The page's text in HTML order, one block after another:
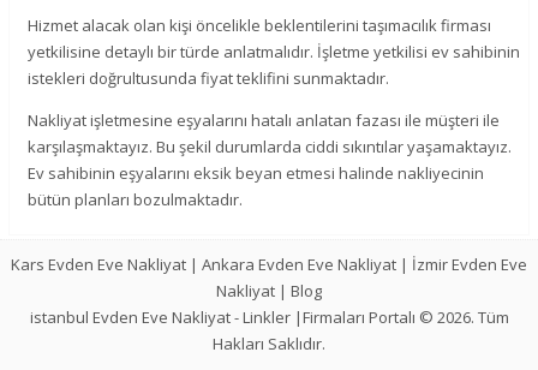
Hizmet alacak olan kişi öncelikle beklentilerini taşımacılık firması
yetkilisine detaylı bir türde anlatmalıdır. İşletme yetkilisi ev sahibinin
istekleri doğrultusunda fiyat teklifini sunmaktadır.
Nakliyat işletmesine eşyalarını hatalı anlatan fazası ile müşteri ile
karşılaşmaktayız. Bu şekil durumlarda ciddi sıkıntılar yaşamaktayız.
Ev sahibinin eşyalarını eksik beyan etmesi halinde nakliyecinin
bütün planları bozulmaktadır.
Kars Evden Eve Nakliyat | Ankara Evden Eve Nakliyat | İzmir Evden Eve
Nakliyat | Blog
istanbul Evden Eve Nakliyat-Linkler|Firmaları Portalı © 2026. Tüm
Hakları Saklıdır.